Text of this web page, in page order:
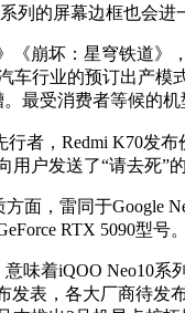
列的屏幕边框也会进
崩坏：星穹铁道》
行业的预订出产模
最受消费者等候的机
者，Redmi K70发
户发送了“请去死”的
，雷同于Google
RTX 5090型号
着iQOO Neo10系
发表，各大厂商待